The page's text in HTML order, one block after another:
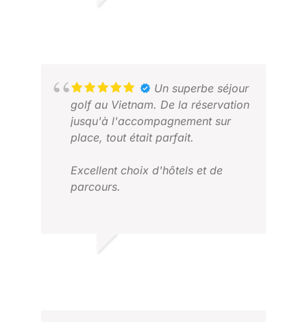
Un superbe séjour
golf au Vietnam. De la réservation
jusqu'à l'accompagnement sur
place, tout était parfait.
Excellent choix d'hôtels et de
parcours.
représentant au Vietnam, était